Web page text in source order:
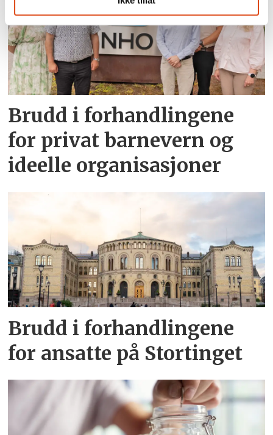
Brudd i forhandlingene
for privat barnevern og
ideelle organisasjoner
Brudd i forhandlingene
for ansatte på Stortinget